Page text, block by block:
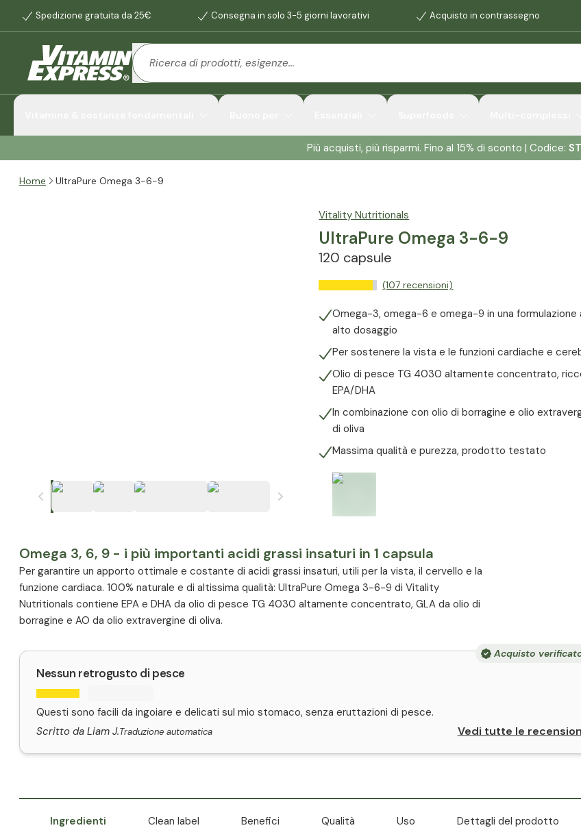
Spedizione gratuita da 25€ Consegna in solo 3-5 giorni lavorativi Acquisto in contrassegno
Più acquisti, più risparmi. Fino al 15% di sconto | Codice:
Home UltraPure Omega 3-6-9
Vitality Nutritionals
UltraPure Omega 3-6-9
120 capsule
(107 recensioni)
Omega-3, omega-6 e omega-9 in una formulazione
alto dosaggio
Per sostenere la vista e le funzioni cardiache e
Olio di pesce TG 4030 altamente concentrato,
EPA/DHA
In combinazione con olio di borragine e olio
di oliva
Massima qualità e purezza, prodotto testato
Omega 3, 6, 9 - i più importanti acidi grassi insaturi in 1 capsula
Per garantire un apporto ottimale e costante di acidi grassi insaturi, utili per la vista, il cervello e la
funzione cardiaca. 100% naturale e di altissima qualità: UltraPure Omega 3-6-9 di Vitality
Nutritionals contiene EPA e DHA da olio di pesce TG 4030 altamente concentrato, GLA da olio di
borragine e AO da olio extravergine di oliva.
Acquisto
Nessun retrogusto di pesce
Questi sono facili da ingoiare e delicati sul mio stomaco, senza eruttazioni di pesce.
Scritto da Liam J.Traduzione automatica Vedi tutte le
Ingredienti Clean label Benefici Qualità Uso Dettagli del prodotto